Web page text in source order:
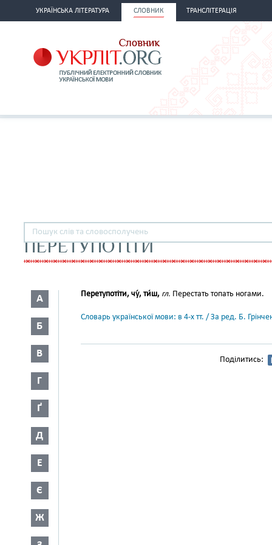
УКРАЇНСЬКА ЛІТЕРАТУРА СЛОВНИК ТРАНСЛІТЕРАЦІЯ
ПЕРЕТУПОТІТИ
А
Б
В
Г
Ґ
Д
Е
Є
Ж
Перетупотіти, чу́, ти́ш, гл. Перестать топать ногами.
Словарь української мови: в 4-х тт. / За ред. Б.
Поділитись: